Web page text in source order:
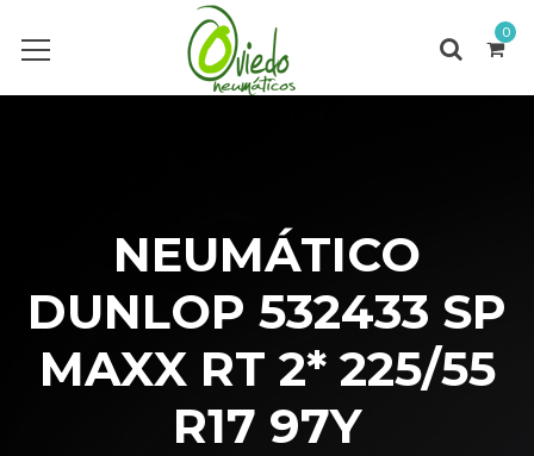
0
NEUMÁTICO
DUNLOP 532433 SP
MAXX RT 2* 225/55
R17 97Y